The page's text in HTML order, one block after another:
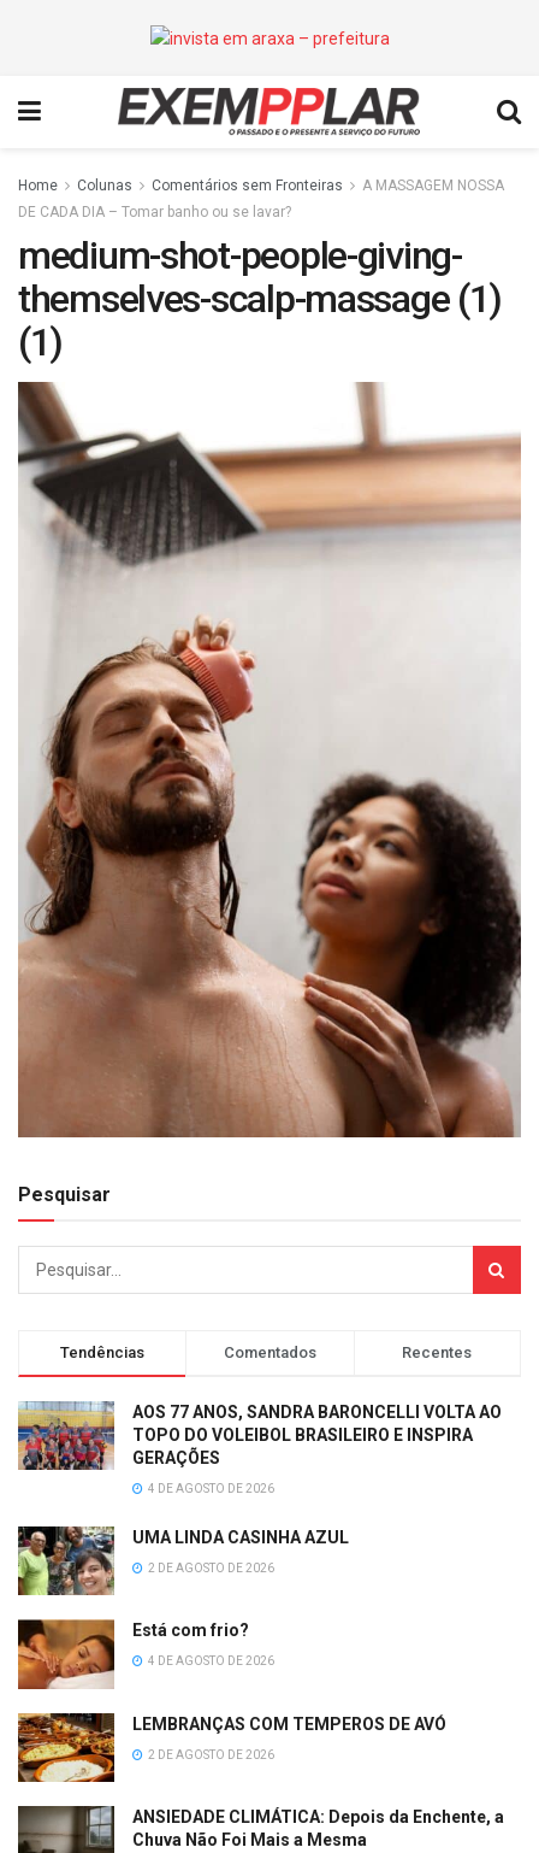
Home Colunas Comentários sem Fronteiras
A MASSAGEM NOSSA
DE CADA DIA – Tomar banho ou se lavar?
medium-shot-people-giving-
themselves-scalp-massage (1)
(1)
Pesquisar
Tendências Comentados Recentes
AOS 77 ANOS, SANDRA BARONCELLI VOLTA AO
TOPO DO VOLEIBOL BRASILEIRO E INSPIRA
GERAÇÕES
4 DE AGOSTO DE 2026
UMA LINDA CASINHA AZUL
2 DE AGOSTO DE 2026
Está com frio?
4 DE AGOSTO DE 2026
LEMBRANÇAS COM TEMPEROS DE AVÓ
2 DE AGOSTO DE 2026
ANSIEDADE CLIMÁTICA: Depois da Enchente, a
Chuva Não Foi Mais a Mesma